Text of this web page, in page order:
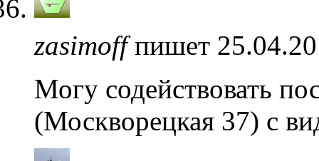
zasimoffпишет
Могу содействовать
(Москворецкая 37) с